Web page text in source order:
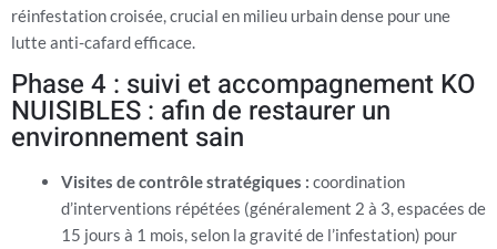
réinfestation croisée, crucial en milieu urbain dense pour une
lutte anti-cafard efficace.
Phase 4 : suivi et accompagnement KO
NUISIBLES : afin de restaurer un
environnement sain
Visites de contrôle stratégiques : coordination
d’interventions répétées (généralement 2 à 3, espacées de
15 jours à 1 mois, selon la gravité de l’infestation) pour